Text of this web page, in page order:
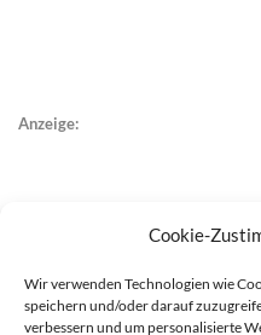
Cookie-
Wir verwenden Technologien wie
speichern und/oder darauf
verbessern und um personalisierte
Anzeige: